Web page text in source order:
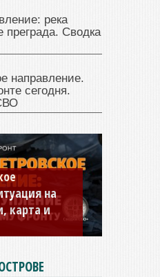
река
Сводка
направление.
сегодня.
на
карта и
на
карта и